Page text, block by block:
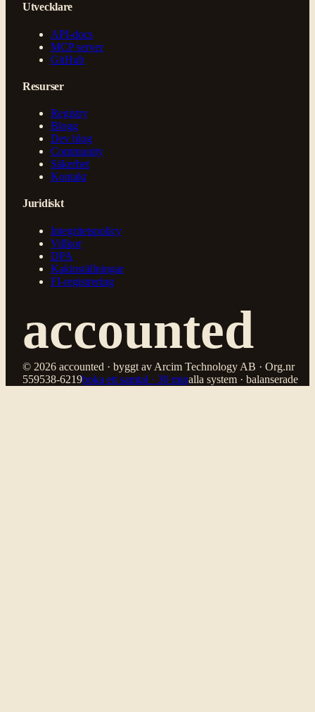
Utvecklare
API-docs
MCP server
GitHub
Resurser
Registry
Blogg
Dev blog
Community
Säkerhet
Kontakt
Juridiskt
Integritetspolicy
Villkor
DPA
Kakinställningar
FI-registrering
accounted
© 2026 accounted · byggt av Arcim Technology AB · Org.nr
559538-6219boka ett samtal · 30 minalla system · balanserade